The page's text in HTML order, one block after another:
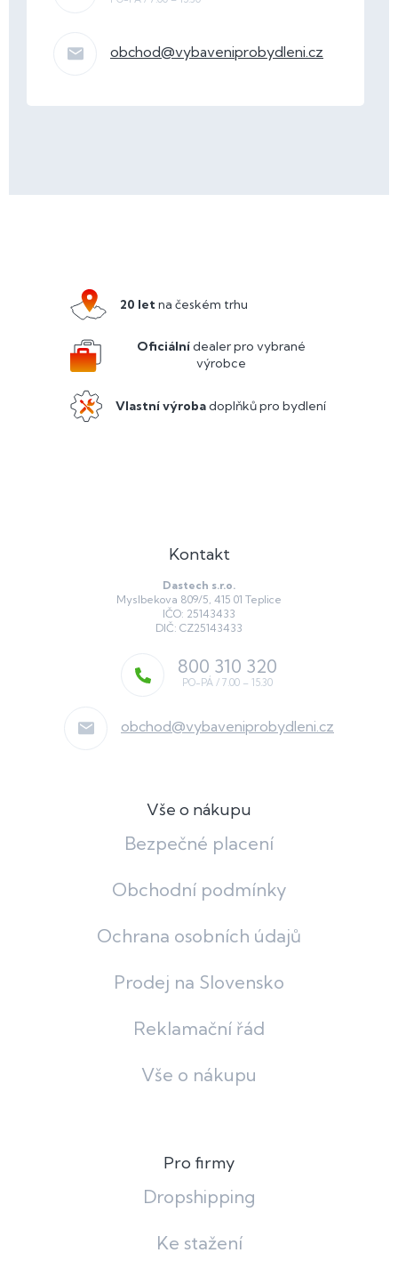
obchod@vybaveniprobydleni.cz
20 letna českém trhu
Oficiálnídealer pro vybrané
výrobce
Vlastní výrobadoplňků pro bydlení
Kontakt
Dastech s.r.o.
Myslbekova 809/5, 415 01 Teplice
IČO: 25143433
DIČ: CZ25143433
obchod@vybaveniprobydleni.cz
800 310 320
Vše o nákupu
Bezpečné placení
Obchodní podmínky
Ochrana osobních údajů
Prodej na Slovensko
Reklamační řád
Vše o nákupu
Pro firmy
Dropshipping
Ke stažení